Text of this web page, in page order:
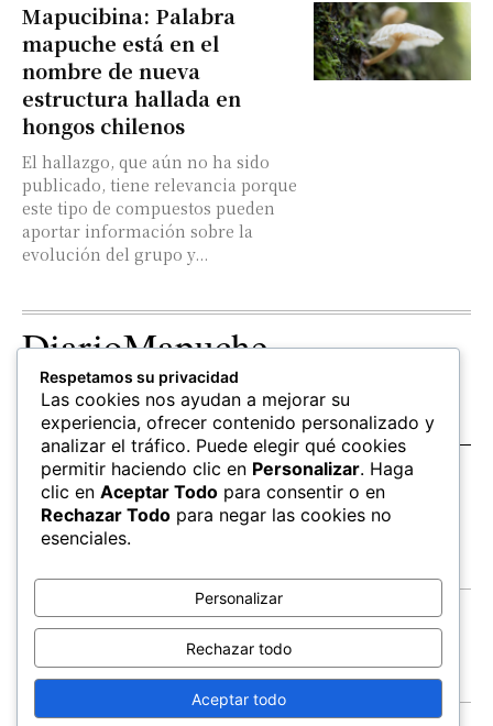
Mapucibina: Palabra
mapuche está en el
nombre de nueva
estructura hallada en
hongos chilenos
El hallazgo, que aún no ha sido
publicado, tiene relevancia porque
este tipo de compuestos pueden
aportar información sobre la
evolución del grupo y...
DiarioMapuche
TERRITORIO CULTURA
Patrimonio
OPINION
Columnistas
SALUD
hierbas
EDUCACIÓN
Mapudungun
Estudiantes
FOLLOW US
Apoya
Respetamos su privacidad
Las cookies nos ayudan a mejorar su
experiencia, ofrecer contenido personalizado y
analizar el tráfico. Puede elegir qué cookies
permitir haciendo clic en Personalizar. Haga
clic en Aceptar Todo para consentir o en
Rechazar Todo para negar las cookies no
esenciales.
Personalizar
Rechazar todo
Aceptar todo